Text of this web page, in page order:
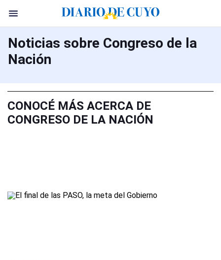
Noticias sobre Congreso de la
Nación
CONOCÉ MÁS ACERCA DE
CONGRESO DE LA NACIÓN